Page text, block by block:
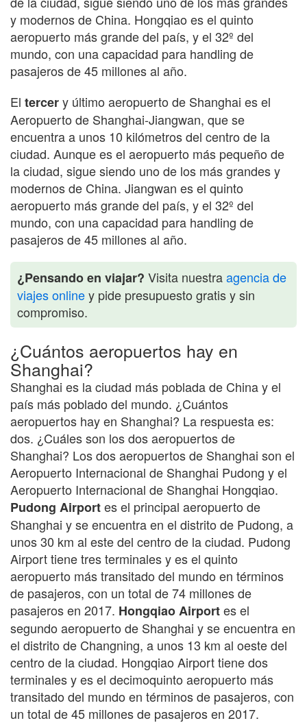
y modernos de China. Hongqiao es el quinto
aeropuerto más grande del país, y el 32º del
mundo, con una capacidad para handling de
pasajeros de 45 millones al año.
El tercery último aeropuerto de Shanghai es el
Aeropuerto de Shanghai-Jiangwan, que se
encuentra a unos 10 kilómetros del centro de la
ciudad. Aunque es el aeropuerto más pequeño de
la ciudad, sigue siendo uno de los más grandes y
modernos de China. Jiangwan es el quinto
aeropuerto más grande del país, y el 32º del
mundo, con una capacidad para handling de
pasajeros de 45 millones al año.
¿Pensando en viajar? Visita nuestraagencia de
viajes onliney pide presupuesto gratis y sin
compromiso.
¿Cuántos aeropuertos hay en
Shanghai?
Shanghai es la ciudad más poblada de China y el
país más poblado del mundo. ¿Cuántos
aeropuertos hay en Shanghai? La respuesta es:
dos. ¿Cuáles son los dos aeropuertos de
Shanghai? Los dos aeropuertos de Shanghai son el
Aeropuerto Internacional de Shanghai Pudong y el
Aeropuerto Internacional de Shanghai Hongqiao.
Pudong Airportes el principal aeropuerto de
Shanghai y se encuentra en el distrito de Pudong, a
unos 30 km al este del centro de la ciudad. Pudong
Airport tiene tres terminales y es el quinto
aeropuerto más transitado del mundo en términos
de pasajeros, con un total de 74 millones de
pasajeros en 2017. Hongqiao Airportes el
segundo aeropuerto de Shanghai y se encuentra en
el distrito de Changning, a unos 13 km al oeste del
centro de la ciudad. Hongqiao Airport tiene dos
terminales y es el decimoquinto aeropuerto más
transitado del mundo en términos de pasajeros, con
un total de 45 millones de pasajeros en 2017.